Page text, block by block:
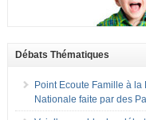
Débats Thématiques
Point Ecoute Famille à
Nationale faite par des